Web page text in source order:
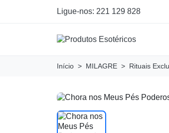
Ligue-nos: 221 129 828
Início MILAGRE Rituais